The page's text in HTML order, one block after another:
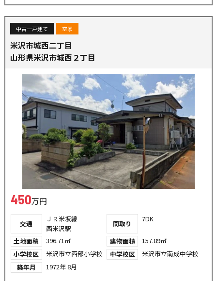
中古一戸建て 空家
米沢市城西二丁目
山形県米沢市城西２丁目
450万円
交通
ＪＲ米坂線
西米沢駅
間取り
7DK
土地面積 396.71㎡ 建物面積
157.89㎡
小学校区
米沢市立西部小学校 中学校区
米沢市立南成中学校
築年月
1972年 8月